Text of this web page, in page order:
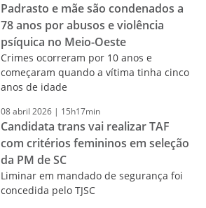
Padrasto e mãe são condenados a
78 anos por abusos e violência
psíquica no Meio-Oeste
Crimes ocorreram por 10 anos e
começaram quando a vítima tinha cinco
anos de idade
08abril 2026 | 15h17min
Candidata trans vai realizar TAF
com critérios femininos em seleção
da PM de SC
Liminar em mandado de segurança foi
concedida pelo TJSC